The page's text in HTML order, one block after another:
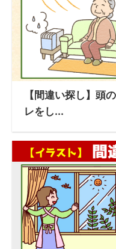
【間違い探し】頭
レをし...